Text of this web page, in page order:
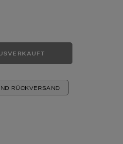
RÜCKVERSAND